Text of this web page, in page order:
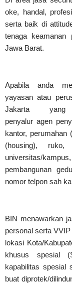
oke, handal,
serta baik di
tenaga keamanan
Jawa Barat.
Apabila anda
yayasan atau
Jakarta yang
penyaluragen
kantor, perumahan
(housing), ruko,
universitas/
pembangunan
nomor telpon sah
BIN menawarkan
personal serta
lokasi Kota/
khusus spesial
kapabilitas spesial
buat diprotek/